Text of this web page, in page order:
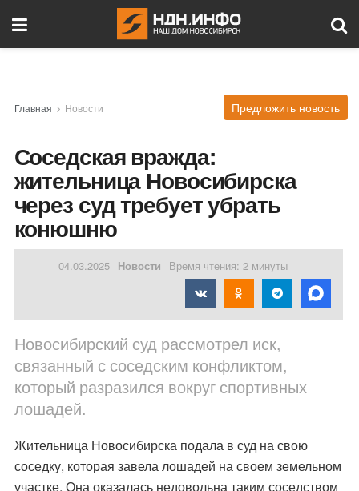
Главная Новости Предложить новость
Соседская вражда:
жительница Новосибирска
через суд требует убрать
конюшню
04.03.2025 Новости Время чтения: 2 минуты
Новосибирский суд рассмотрел иск,
связанный с соседским конфликтом,
который разразился вокруг спортивных
лошадей.
Жительница Новосибирска подала в суд на свою
соседку, которая завела лошадей на своем земельном
участке. Она оказалась недовольна таким соседством